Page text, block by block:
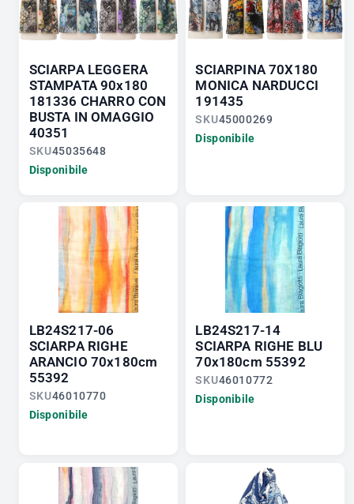
SCIARPA LEGGERA
STAMPATA 90x180
181336 CHARRO CON
BUSTA IN OMAGGIO
40351
SKU45035648
Disponibile
SCIARPINA 70X180
MONICA NARDUCCI
191435
SKU45000269
Disponibile
LB24S217-06
SCIARPA RIGHE
ARANCIO 70x180cm
55392
SKU46010770
Disponibile
LB24S217-14
SCIARPA RIGHE BLU
70x180cm 55392
SKU46010772
Disponibile